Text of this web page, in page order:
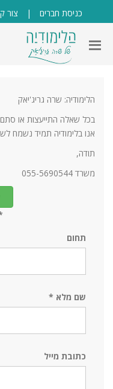
זֶה
מַעֲרֶכֶת
אָתָרִים".
הַמְּסַיַּעַת
לִנְגִישׁוּת
לִפְתִיחַת
תַּפְרִיט
כניסת חברים | צור
הלימודיה: שרה גריג'יאק
בכל שאלה התייעצות או
אנו בלימודיה תמיד נשמח
תודה,
משרד 055-5690544
תחום
שם מלא *
כתובת מייל